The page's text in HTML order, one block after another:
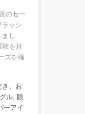
のセー
ラッシ
し
験を持
ズを確
き、お
ル, 眼
ーアイ